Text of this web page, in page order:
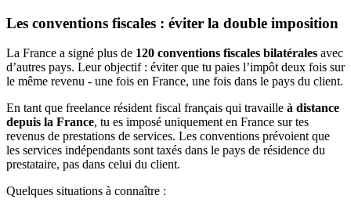
Les conventions fiscales : éviter la double imposition
La France a signé plus de 120 conventions fiscales bilatérales avec
d’autres pays. Leur objectif : éviter que tu paies l’impôt deux fois sur
le même revenu - une fois en France, une fois dans le pays du client.
En tant que freelance résident fiscal français qui travaille à distance
depuis la France, tu es imposé uniquement en France sur tes
revenus de prestations de services. Les conventions prévoient que
les services indépendants sont taxés dans le pays de résidence du
prestataire, pas dans celui du client.
Quelques situations à connaître :